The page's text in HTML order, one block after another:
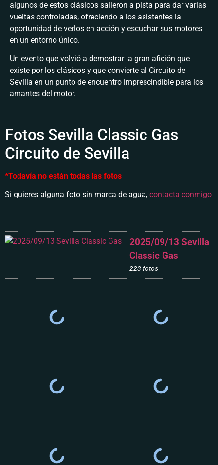
algunos de estos clásicos salieron a pista para dar varias
vueltas controladas, ofreciendo a los asistentes la
oportunidad de verlos en acción y escuchar sus motores
en un entorno único.
Un evento que volvió a demostrar la gran afición que
existe por los clásicos y que convierte al Circuito de
Sevilla en un punto de encuentro imprescindible para los
amantes del motor.
Fotos Sevilla Classic Gas
Circuito de Sevilla
*Todavía no están todas las fotos
Si quieres alguna foto sin marca de agua, contacta conmigo
2025/09/13 Sevilla
Classic Gas
223 fotos